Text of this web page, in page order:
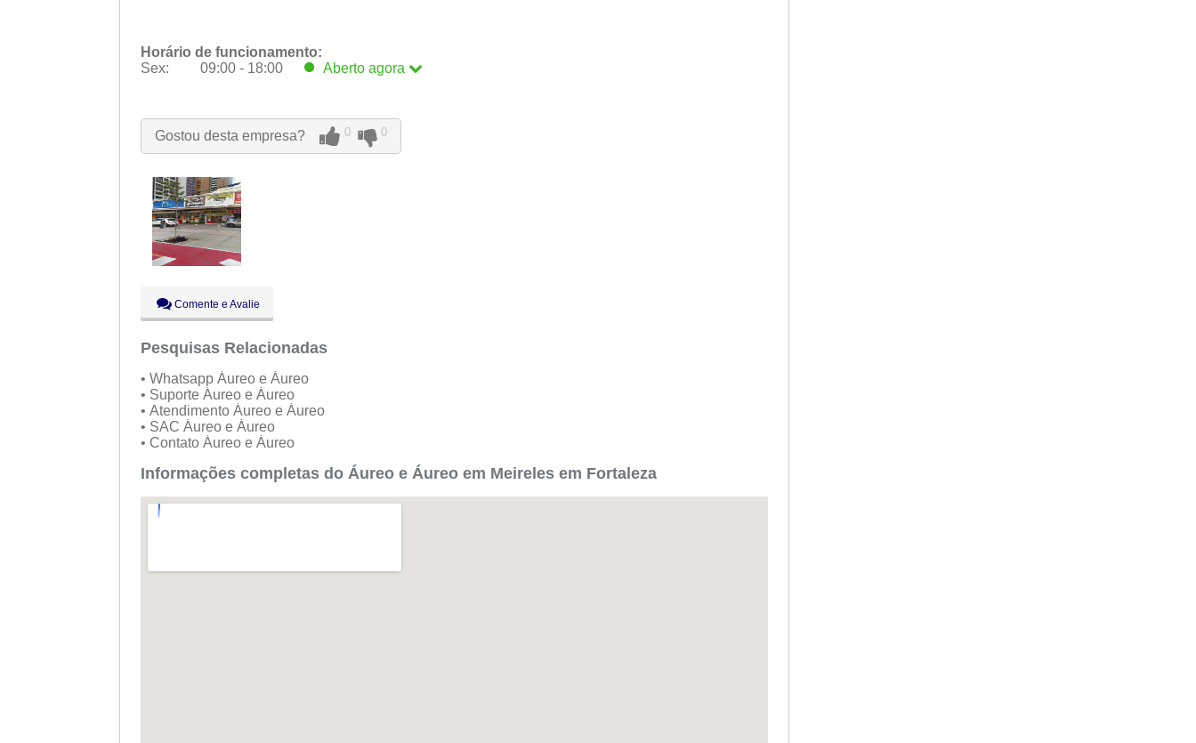
Horário de funcionamento:
Sex:
09:00 - 18:00 Aberto agora
Qua:
09:00 - 18:00
Qui:
09:00 - 18:00
Sáb:
Fechado
Dom:
Fechado
Gostou desta empresa? 0 0
Comente e Avalie
Pesquisas Relacionadas
• Whatsapp Áureo e Áureo
• Suporte Áureo e Áureo
• Atendimento Áureo e Áureo
• SAC Áureo e Áureo
• Contato Áureo e Áureo
Informações completas do Áureo e Áureo em Meireles em Fortaleza